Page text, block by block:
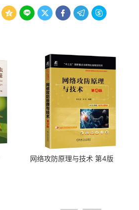
     
网络攻防原理与技术 第4版